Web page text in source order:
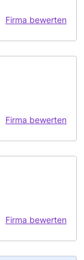
Firma bewerten
Firma bewerten
Firma bewerten